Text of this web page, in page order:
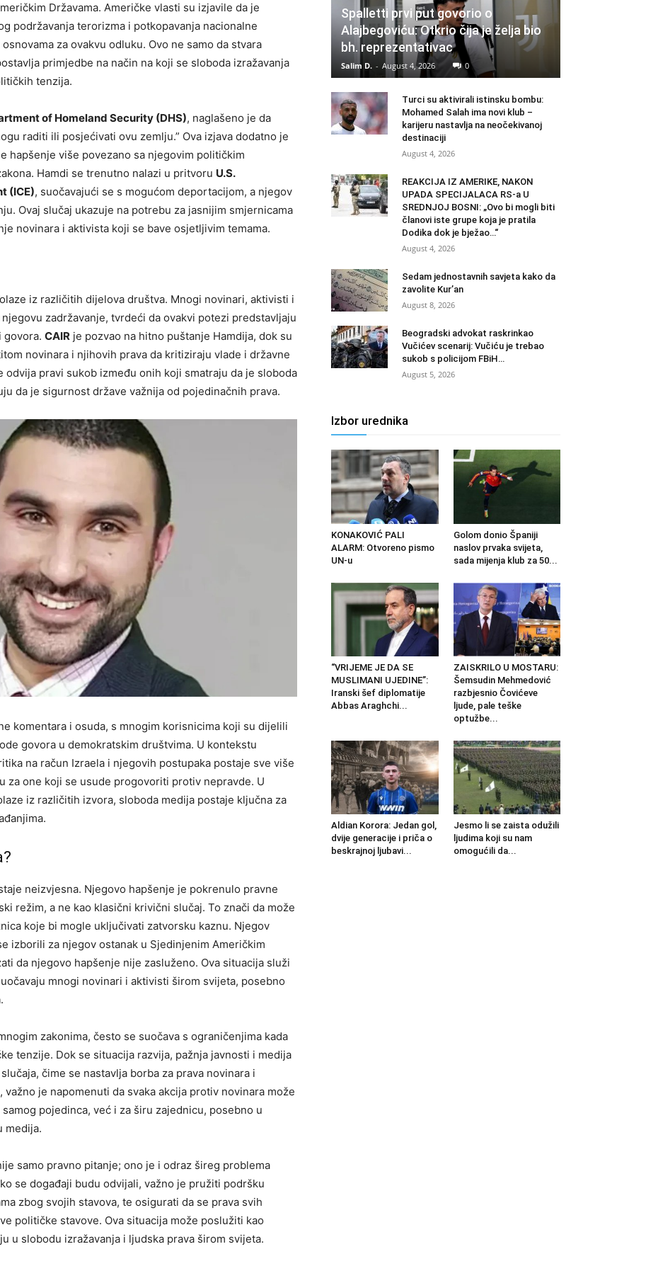
Državama. Američke vlasti su izjavile da je
podržavanja terorizma i potkopavanja nacionalne
za ovakvu odluku. Ovo ne samo da stvara
primjedbe na način na koji se sloboda izražavanja
tenzija.
of Homeland Security (DHS), naglašeno je da
raditi ili posjećivati ovu zemlju.” Ova izjava dodatno je
hapšenje više povezano sa njegovim političkim
Hamdi se trenutno nalazi u pritvoru U.S.
(ICE), suočavajući se s mogućom deportacijom, a njegov
Ovaj slučaj ukazuje na potrebu za jasnijim smjernicama
novinara i aktivista koji se bave osjetljivim temama.
iz različitih dijelova društva. Mnogi novinari, aktivisti i
zadržavanje, tvrdeći da ovakvi potezi predstavljaju
govora. CAIR je pozvao na hitno puštanje Hamdija, dok su
novinara i njihovih prava da kritiziraju vlade i državne
odvija pravi sukob između onih koji smatraju da je sloboda
da je sigurnost države važnija od pojedinačnih prava.
komentara i osuda, s mnogim korisnicima koji su dijelili
govora u demokratskim društvima. U kontekstu
na račun Izraela i njegovih postupaka postaje sve više
za one koji se usude progovoriti protiv nepravde. U
iz različitih izvora, sloboda medija postaje ključna za
neizvjesna. Njegovo hapšenje je pokrenulo pravne
režim, a ne kao klasični krivični slučaj. To znači da može
koje bi mogle uključivati zatvorsku kaznu. Njegov
izborili za njegov ostanak u Sjedinjenim Američkim
da njegovo hapšenje nije zasluženo. Ova situacija služi
mnogi novinari i aktivisti širom svijeta, posebno
zakonima, često se suočava s ograničenjima kada
tenzije. Dok se situacija razvija, pažnja javnosti i medija
čime se nastavlja borba za prava novinara i
je napomenuti da svaka akcija protiv novinara može
pojedinca, već i za širu zajednicu, posebno u
medija.
samo pravno pitanje; ono je i odraz šireg problema
se događaji budu odvijali, važno je pružiti podršku
zbog svojih stavova, te osigurati da se prava svih
političke stavove. Ova situacija može poslužiti kao
u slobodu izražavanja i ljudska prava širom svijeta.
Spalletti prvi put govorio o
Alajbegoviću: Otkrio čija je želja bio
bh. reprezentativac
Salim D. - August 4, 2026 0
Turci su aktivirali istinsku bombu:
Mohamed Salah ima novi klub –
karijeru nastavlja na neočekivanoj
destinaciji
August 4, 2026
REAKCIJA IZ AMERIKE, NAKON
UPADA SPECIJALACA RS-a U
SREDNJOJ BOSNI: „Ovo bi mogli biti
članovi iste grupe koja je pratila
Dodika dok je bježao…“
August 4, 2026
Sedam jednostavnih savjeta kako da
zavolite Kur’an
August 8, 2026
Beogradski advokat raskrinkao
Vučićev scenarij: Vučiću je trebao
sukob s policijom FBiH…
August 5, 2026
Izbor urednika
KONAKOVIĆ PALI
ALARM: Otvoreno pismo
UN-u
Golom donio Španiji
naslov prvaka svijeta,
sada mijenja klub za 50...
“VRIJEME JE DA SE
MUSLIMANI UJEDINE”:
Iranski šef diplomatije
Abbas Araghchi...
ZAISKRILO U MOSTARU:
Šemsudin Mehmedović
razbjesnio Čovićeve
ljude, pale teške
optužbe...
Aldian Korora: Jedan gol,
dvije generacije i priča o
beskrajnoj ljubavi...
Jesmo li se zaista odužili
ljudima koji su nam
omogućili da...